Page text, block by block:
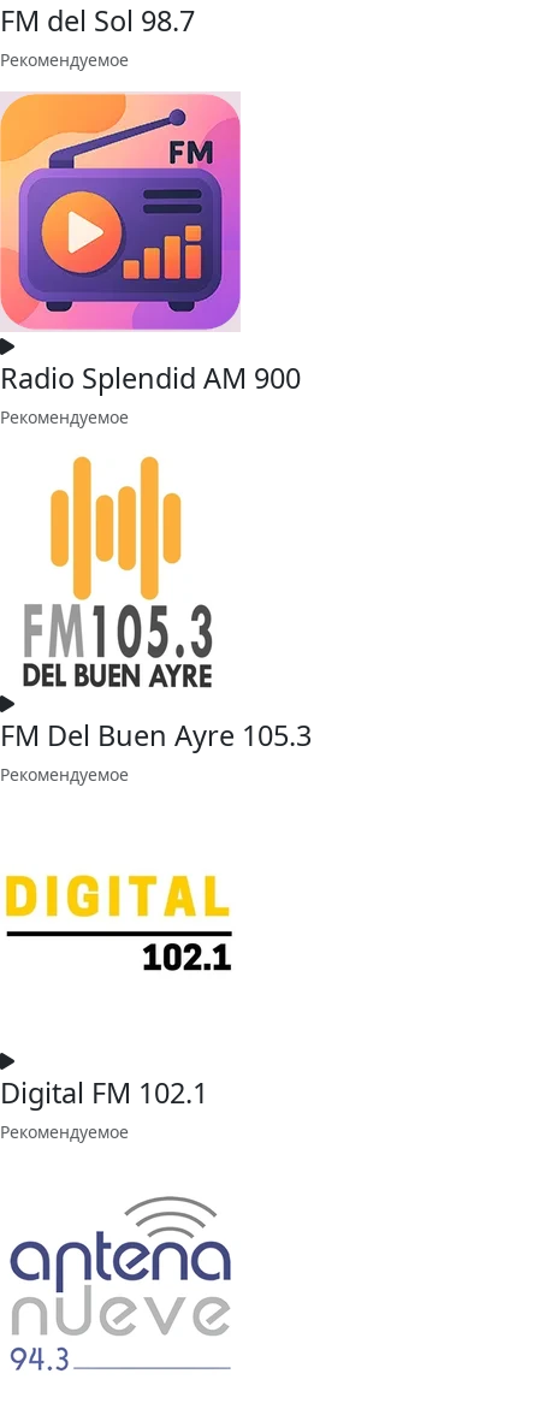
FM del Sol 98.7
Рекомендуемое
Radio Splendid AM 900
Рекомендуемое
FM Del Buen Ayre 105.3
Рекомендуемое
Digital FM 102.1
Рекомендуемое